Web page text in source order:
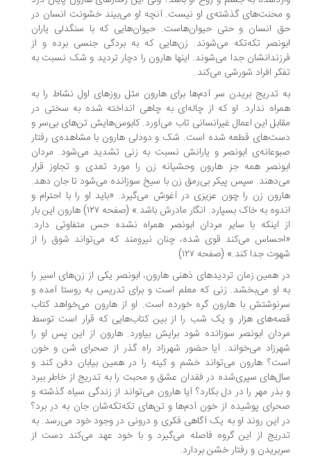
گذشته‌ی او نیست. آنچه او می‌بیند خشونت انسان در
انسان و حتی حیوان‌هاست. حیوان‌هایی که با سنگدلی یاران
ابونصر تکه‌تکه می‌شوند. ‎زن‌هایی که به بردگی جنسی برده و از
جدا می‌شوند. اینها هارون را دچار تردید و شک نسبت به
افراد شورشی می‌کند.
تدریج بریدن سر آدم‌ها برای هارون مثل روزهای اول نشاط را به
ندارد. او که از چاله‌ای به چاهی انداخته شده‌ به سختی در
این اعمال غیرانسانی تاب می‌آورد. کابوس‌هایش تن‌های بی‌سر و
قطعه ‌شده است. شک و دودلی هارون با مشاهده‌ی رفتار
ابونصر و یارانش نسبت به زنی تشدید می‌شود. مردان
همه جز هارون وحشیانه زن را مورد تعدی و تجاوز قرار
سپس پیکر بی‌رمق زن با سیخ سوزانده می‌شود تا جان دهد.
زن را چون عزیزی در آغوش می‌گیرد. «باید او را با احترام و
اندوه به خاک بسپارد. انگار مادرش باشد.» (صفحه‌ ۱۲۷) هارون این ‌بار
اینکه با سایر مردان ابونصر همراه نشده حس متفاوتی دارد.
می‌کند قوی شده، چنان نیرومند که می‌تواند شوق را از
جدا ‌کند.» (صفحه ۱۲۷)
همین زمان تردیدهای ذهنی ‌هارون، ابونصر یکی از زن‌های اسیر را
او می‌بخشد. زنی که معلم است و برای تدریس به روستا آمده و
با هارون گره خورده‌ است. او از هارون می‌خواهد کتاب
هزار و یک شب را از بین کتاب‌هایی که قرار است توسط
ابونصر سوزانده‌ شود برایش بیاورد. هارون از این پس او را
می‌خواند. آیا حضور شهرزاد راه گذر از صحرای شن و خون
هارون می‌تواند خشم و کینه را در همین بیابان دفن کند و
سپری‌شده در فقدان عشق و محبت را به تدریج از خاطر ببرد
مهر را در دل بکارد؟ آیا هارون می‌تواند از زندگی سیاه گذشته و
پوشیده از خون آدم‌ها و تن‌های تکه‌تکه‌شان جان به در برد؟
این روند او به یک آگاهی فکری و درونی در وجود خود می‌رسد. به‌
از این گروه فاصله می‌گیرد و با خود عهد می‌کند دست از
و رفتار خشن بردارد.